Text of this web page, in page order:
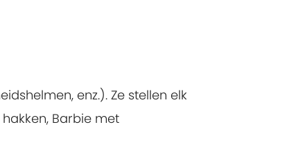
enz.). Ze stellen elk
Barbie met